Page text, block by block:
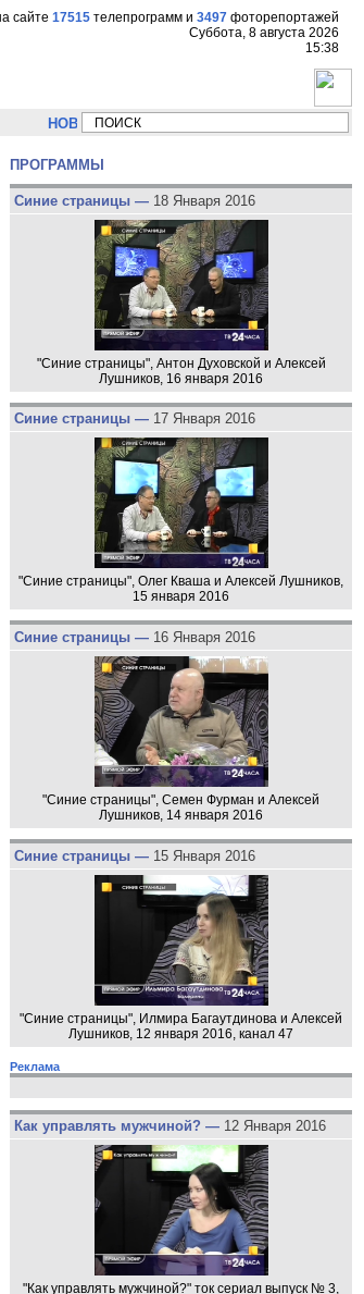
сайте 17515 телепрограмм и 3497 фоторепортажей
Суббота, 8 августа 2026
15:38
НОВОСТИ: Сергей Цыпляев "Мир как никогда близко
ПРОГРАММЫ
Синие страницы — 18 Января 2016
"Синие страницы", Антон Духовской и Алексей
Лушников, 16 января 2016
Синие страницы — 17 Января 2016
"Синие страницы", Олег Кваша и Алексей Лушников,
15 января 2016
Синие страницы — 16 Января 2016
"Синие страницы", Семен Фурман и Алексей
Лушников, 14 января 2016
Синие страницы — 15 Января 2016
"Синие страницы", Илмира Багаутдинова и Алексей
Лушников, 12 января 2016, канал 47
Реклама
Как управлять мужчиной? — 12 Января 2016
"Как управлять мужчиной?" ток сериал выпуск № 3,